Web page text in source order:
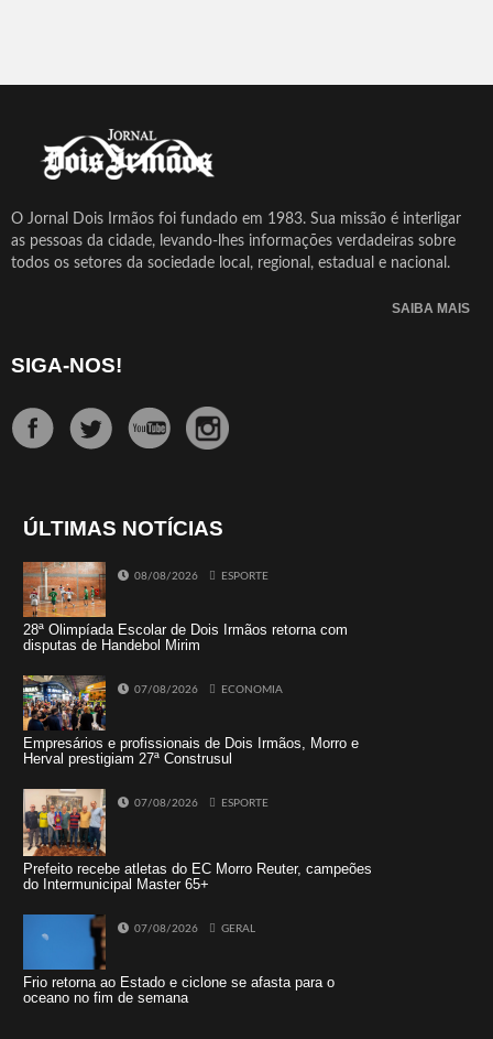
O Jornal Dois Irmãos foi fundado em 1983. Sua missão é interligar
as pessoas da cidade, levando-lhes informações verdadeiras sobre
todos os setores da sociedade local, regional, estadual e nacional.
SAIBA MAIS
SIGA-NOS!
ÚLTIMAS NOTÍCIAS
08/08/2026 ESPORTE
28ª Olimpíada Escolar de Dois Irmãos retorna com
disputas de Handebol Mirim
07/08/2026 ECONOMIA
Empresários e profissionais de Dois Irmãos, Morro e
Herval prestigiam 27ª Construsul
07/08/2026 ESPORTE
Prefeito recebe atletas do EC Morro Reuter, campeões
do Intermunicipal Master 65+
07/08/2026 GERAL
Frio retorna ao Estado e ciclone se afasta para o
oceano no fim de semana